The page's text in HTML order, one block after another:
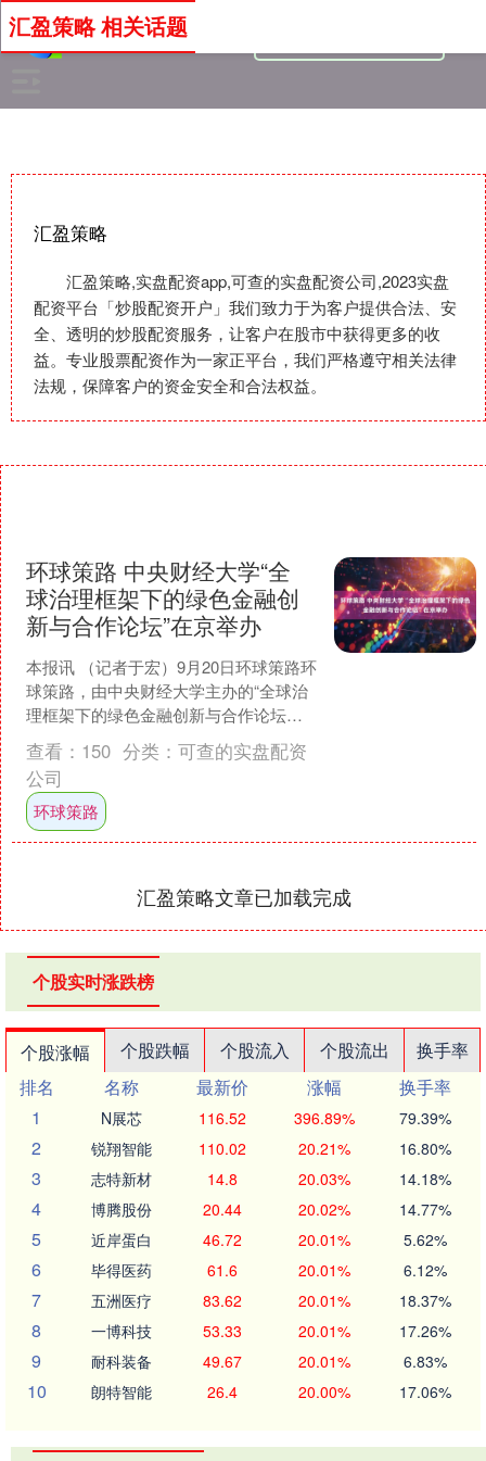
汇盈策略
汇盈策略,实盘配资app,可查的实盘配资公司,2023实盘
配资平台「炒股配资开户」我们致力于为客户提供合法、安
全、透明的炒股配资服务，让客户在股市中获得更多的收
益。专业股票配资作为一家正平台，我们严格遵守相关法律
法规，保障客户的资金安全和合法权益。
汇盈策略 相关话题
环球策路 中央财经大学“全
球治理框架下的绿色金融创
新与合作论坛”在京举办
本报讯 （记者于宏）9月20日环球策路环
球策路，由中央财经大学主办的“全球治
理框架下的绿色金融创新与合作论坛暨
中央财经大学绿色金融国际研究院十周
年年会”在北京举....
查看： 150 分类： 可查的实盘配资
公司
环球策路
汇盈策略文章已加载完成
个股实时涨跌榜
个股涨幅 个股跌幅 个股流入 个股流出
换手率
排名
名称 最新价 涨幅
换手率
1
N展芯 116.52 396.89% 79.39%
2 锐翔智能 110.02 20.21% 16.80%
3 志特新材 14.8 20.03% 14.18%
4 博腾股份 20.44 20.02% 14.77%
5 近岸蛋白 46.72 20.01% 5.62%
6 毕得医药 61.6 20.01% 6.12%
7 五洲医疗 83.62 20.01% 18.37%
8 一博科技 53.33 20.01% 17.26%
9 耐科装备 49.67 20.01% 6.83%
10 朗特智能 26.4 20.00% 17.06%